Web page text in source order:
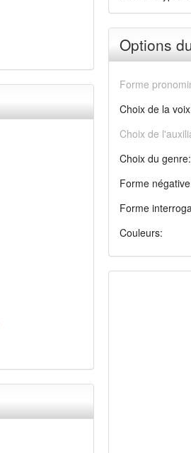
Options
Forme
Choix de la
Choix de
Choix du genre:
Forme
Forme
Couleurs: